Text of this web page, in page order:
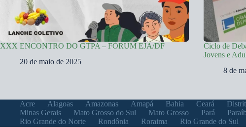
XXX ENCONTRO DO GTPA – FÓRUM EJA/DF
20 de maio de 2025
Ciclo de
Jovens e
8 de
Acre Alagoas Amazonas Amapá Bahia Ceará
Minas Gerais
Mato Grosso do Sul Mato Grosso Pará
Rio Grande do Norte
Rondônia Roraima Rio Grande do Sul